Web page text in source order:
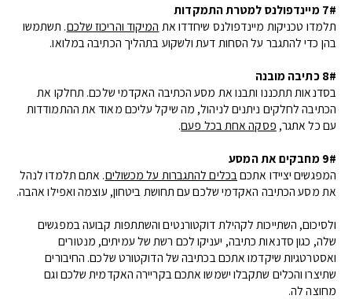
7# מיינדפולנס למטרת התמקדות
תלמדו טכניקות מיינדפולנס שיחדדו את המיקוד והריכוז שלכם. תשתמשו
בהן כדי להתגבר על הסחות דעת ולשקוע בתהליך הכתיבה במלואו.
8# כתיבה מובנה
בסדנאות תתכננו ותבנו את מסע הכתיבה האקדמי שלכם. תחלקו את
הכתיבה לחלקים ניתנים לניהול, מה שיקל עליכם מאוד את ההתמודדות
עם כל אתגר, פסקה אחת בכל פעם.
9# מחבקים את המסע
המפגשים יציידו אתכם בכלים להתגברות על מכשולים. אתם תלמדו לנהל
את מסע הכתיבה האקדמי שלכם עם תחושת ביטחון, עוצמה ואפילו אהבה.
ולסיכום, השתייכות לקהילת דוקטורנטים והשתתפות קבועה במפגשים
שלה, כגון סדנאות כתיבה, יעניקו לכם רשת של עמיתים, מנטורים
ואסטרטגיות שיקדמו אתכם בכתיבה של הדוקטורט שלכם. החיבורים
שתיצרו והכלים שתקבלו ישמשו אתכם בקריירה האקדמית שלכם וגם
מחוצה לה.